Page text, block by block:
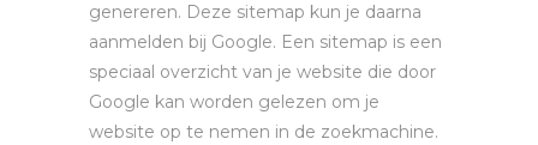
genereren. Deze sitemap kun je daarna
aanmelden bij Google. Een sitemap is een
speciaal overzicht van je website die door
Google kan worden gelezen om je
website op te nemen in de zoekmachine.